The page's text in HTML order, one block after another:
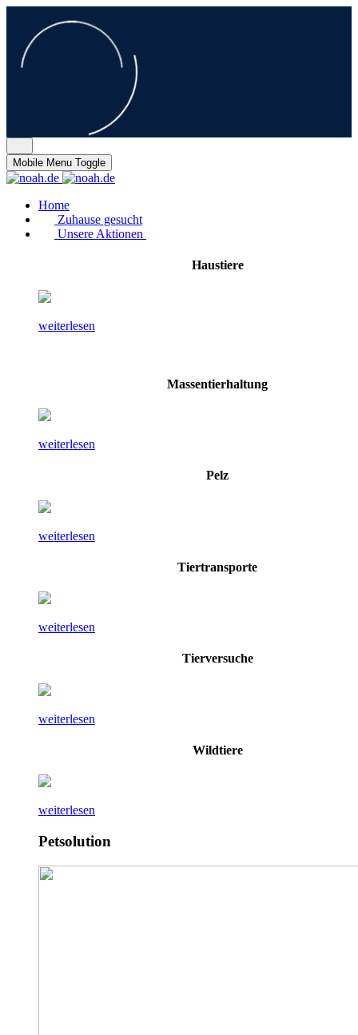
Mobile Menu Toggle
Home
Zuhause gesucht
Unsere Aktionen
Haustiere
weiterlesen
Massentierhaltung
weiterlesen
Pelz
weiterlesen
Tiertransporte
weiterlesen
Tierversuche
weiterlesen
Wildtiere
weiterlesen
Petsolution